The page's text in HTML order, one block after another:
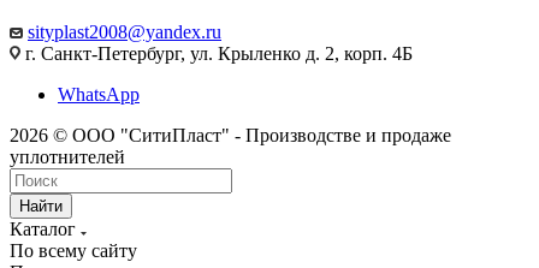
sityplast2008@yandex.ru
г. Санкт-Петербург, ул. Крыленко д. 2, корп. 4Б
WhatsApp
2026 © ООО "СитиПласт" - Производстве и продаже
уплотнителей
Найти
Каталог
По всему сайту